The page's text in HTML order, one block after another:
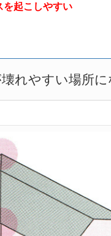
を起こしやすい
れやすい場所